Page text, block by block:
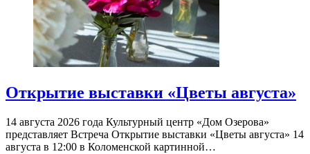
Открытие выставки «Цветы августа»
14 августа 2026 года Культурный центр «Дом Озерова»
представляет Встреча Открытие выставки «Цветы августа» 14
августа в 12:00 в Коломенской картинной…